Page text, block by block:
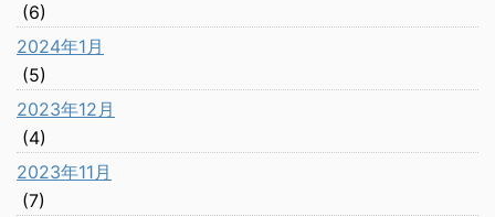
(6)
2024年1月
(5)
2023年12月
(4)
2023年11月
(7)